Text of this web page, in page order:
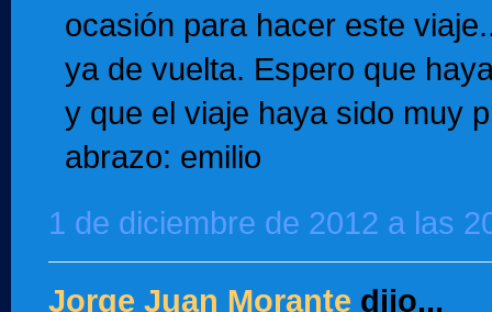
ocasión para hacer este
ya de vuelta. Espero que
y que el viaje haya sido muy
abrazo: emilio
1 de diciembre de 2012 a las
Jorge Juan Morante dijo...